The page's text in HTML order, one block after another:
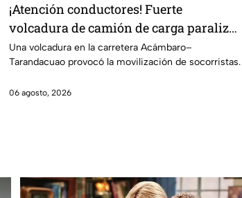
¡Atención conductores! Fuerte
volcadura de camión de carga paraliza
el tráfico en carretera de Guanajuato
Una volcadura en la carretera Acámbaro–
Tarandacuao provocó la movilización de socorristas.
06 agosto, 2026